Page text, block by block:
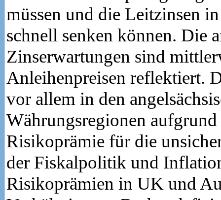
müssen und die Leitzinsen
schnell senken können. Die
Zinserwartungen sind
Anleihenpreisen reflektiert.
vor allem in den
Währungsregionen aufgrund
Risikoprämie für die
der Fiskalpolitik und
Risikoprämien in UK und